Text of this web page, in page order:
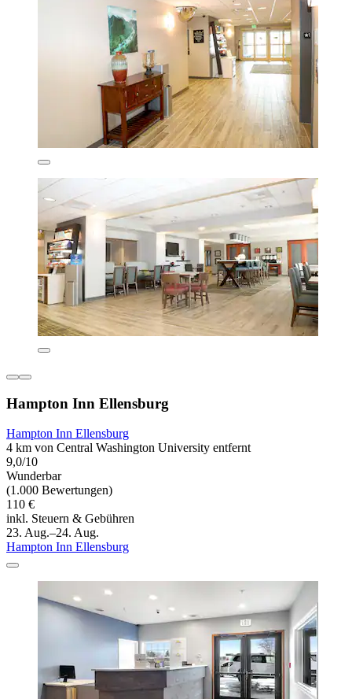
Hampton Inn Ellensburg
Hampton Inn Ellensburg
4 km von Central Washington University entfernt
9,0/10
Wunderbar
(1.000 Bewertungen)
110 €
inkl. Steuern & Gebühren
23. Aug.–24. Aug.
Hampton Inn Ellensburg